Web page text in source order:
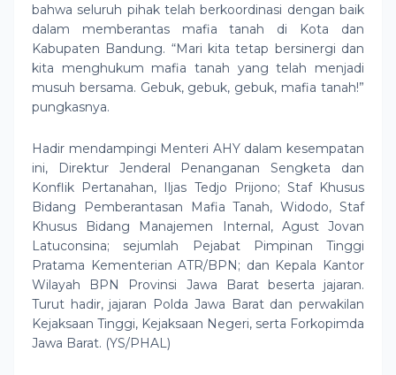
bahwa seluruh pihak telah berkoordinasi dengan baik
dalam memberantas mafia tanah di Kota dan
Kabupaten Bandung. “Mari kita tetap bersinergi dan
kita menghukum mafia tanah yang telah menjadi
musuh bersama. Gebuk, gebuk, gebuk, mafia tanah!”
pungkasnya.
Hadir mendampingi Menteri AHY dalam kesempatan
ini, Direktur Jenderal Penanganan Sengketa dan
Konflik Pertanahan, Iljas Tedjo Prijono; Staf Khusus
Bidang Pemberantasan Mafia Tanah, Widodo, Staf
Khusus Bidang Manajemen Internal, Agust Jovan
Latuconsina; sejumlah Pejabat Pimpinan Tinggi
Pratama Kementerian ATR/BPN; dan Kepala Kantor
Wilayah BPN Provinsi Jawa Barat beserta jajaran.
Turut hadir, jajaran Polda Jawa Barat dan perwakilan
Kejaksaan Tinggi, Kejaksaan Negeri, serta Forkopimda
Jawa Barat. (YS/PHAL)